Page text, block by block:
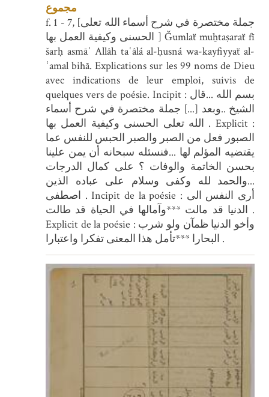
مجموع
f. 1 - 7, [جملة مختصرة في شرح أسماء الله تعلى
الحسنى وكيفية العمل بها ] Ǧumlaẗ muẖtaṣaraẗ fī
šarḥ asmāʾ Allâh taʿâlá al-ḥusná wa-kayfiyyaẗ al-
ʿamal bihā. Explications sur les 99 noms de Dieu
avec indications de leur emploi, suivis de
quelques vers de poésie. Incipit : بسم الله ...قال
الشيخ ..وبعد [...] جملة مختصرة في شرح أسماء
الله تعلى الحسنى وكيفية العمل بها . Explicit :
الصبور فعل من الصبر والصبر الحبس للنفس عما
يقتضيه المؤلم لها ...فنسئله سبحانه أن يمن علينا
بحسن الخاتمة والوفات ؟ على كمال الدرجات
...والحمد لله وكفى وسلام على عباده الذين
اصطفى . Incipit de la poésie : أرى النفس الى
الدنيا قد مالت ***وآمالها في الحياة قد طالت .
Explicit de la poésie : وأخو الدنيا ظمآن ولو شرب
البحارا ***تأمل هذا المعنى تفكرا واعتبارا .